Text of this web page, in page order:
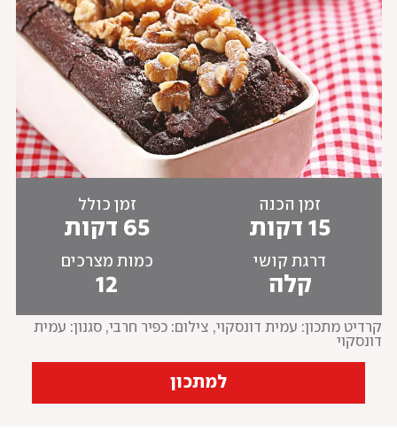
זמן הכנה
15 דקות
זמן כולל
65 דקות
דרגת קושי
קלה
כמות מצרכים
12
קרדיט מתכון: עמית דונסקוי,
דונסקוי
למתכון